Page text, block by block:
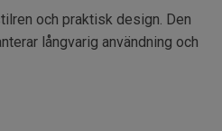
och praktisk design. Den
långvarig användning och